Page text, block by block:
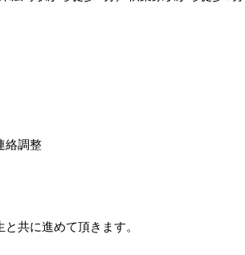
絡調整
共に進めて頂きます。